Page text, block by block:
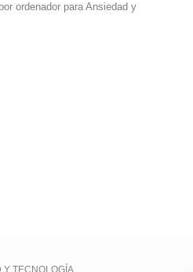
ordenador para Ansiedad y